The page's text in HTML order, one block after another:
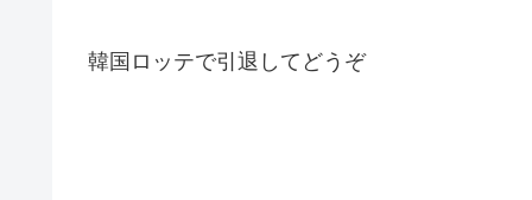
韓国ロッテで引退してどうぞ